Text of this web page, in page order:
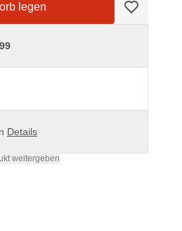
legen
Details
weitergeben